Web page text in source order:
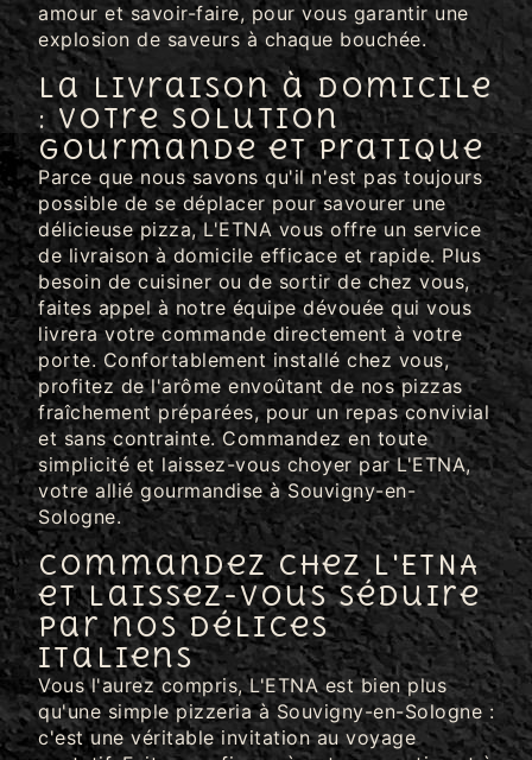
amour et savoir-faire, pour vous garantir une
explosion de saveurs à chaque bouchée.
La livraison à domicile
: votre solution
gourmande et pratique
Parce que nous savons qu'il n'est pas toujours
possible de se déplacer pour savourer une
délicieuse pizza, L'ETNA vous offre un service
de livraison à domicile efficace et rapide. Plus
besoin de cuisiner ou de sortir de chez vous,
faites appel à notre équipe dévouée qui vous
livrera votre commande directement à votre
porte. Confortablement installé chez vous,
profitez de l'arôme envoûtant de nos pizzas
fraîchement préparées, pour un repas convivial
et sans contrainte. Commandez en toute
simplicité et laissez-vous choyer par L'ETNA,
votre allié gourmandise à Souvigny-en-
Sologne.
Commandez chez L'ETNA
et laissez-vous séduire
par nos délices
italiens
Vous l'aurez compris, L'ETNA est bien plus
qu'une simple pizzeria à Souvigny-en-Sologne :
c'est une véritable invitation au voyage